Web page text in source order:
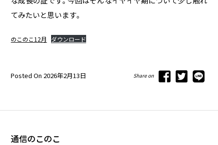
てみたいと思います。
のこのこ12月 ダウンロード
Posted On 2026年2月13日 Share on
通信のこのこ